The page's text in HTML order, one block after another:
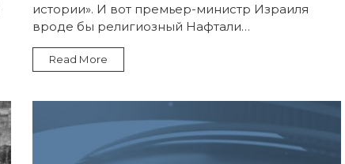
истории». И вот премьер-министр Израиля
вроде бы религиозный Нафтали…
Read More